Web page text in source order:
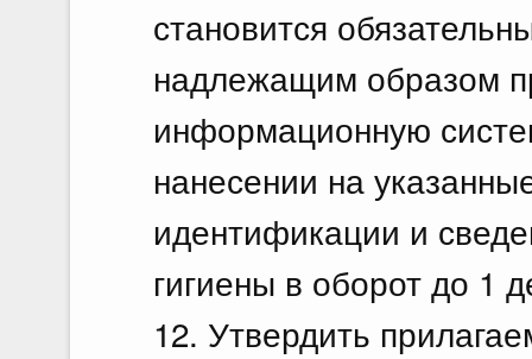
становится
надлежащим образом
информационную
нанесении на
идентификации и
гигиены в оборот до 1
12. Утвердить